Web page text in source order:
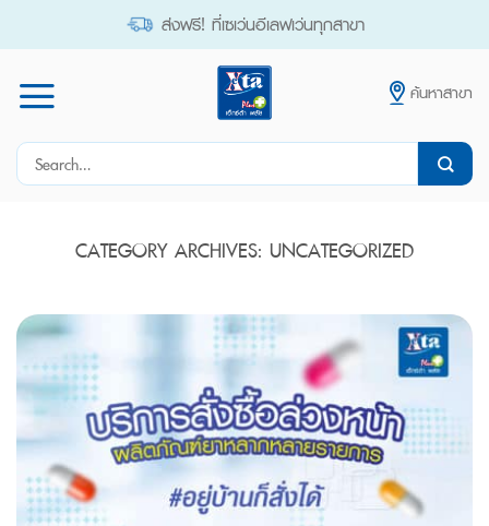
ส่งฟรี! ที่เซเว่นอีเลฟเว่นทุกสาขา
ค้นหาสาขา
Search
CATEGORY ARCHIVES: UNCATEGORIZED